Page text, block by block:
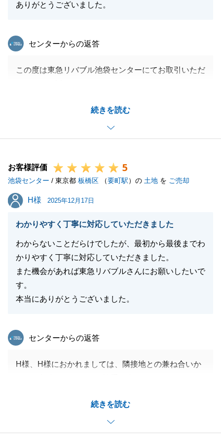
ありがとうございました。
続きを読む
東急リバブル
センターからの返答
この度は東急リバブル池袋センターにてお取引いただ
思うようにいかないタイミングもありましたが、K様
のご協力のおかげで無事お取引を完了することができ
ました。
今後もなにかお困りごとがございましたら、お気軽に
ご相談ください。
どうぞよろしくお願いいたします。
お客様評価 5
池袋センター / 東京都 板橋区 （要町駅）の 土地 を ご売却
H様
H様 2025年12月17日
わかりやすく丁寧に対応していただきました
わからないことだらけでしたが、最初から最後までわ
かりやすく丁寧に対応していただきました。
また機会があれば東急リバブルさんにお願いしたいで
す。
本当にありがとうございました。
続きを読む
東急リバブル
センターからの返答
H様、H様におかれましては、隣接地との兼ね合いか
様々な場面でご協力をいただきまして。本当にありが
また、機会がございましたら、ぜひお気軽にご相談を